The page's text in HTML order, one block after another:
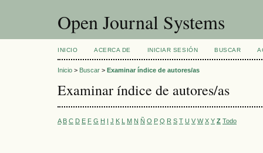
Open Journal Systems
INICIO ACERCA DE INICIAR SESIÓN BUSCAR
Inicio > Buscar > Examinar índice de autores/as
Examinar índice de autores/as
A B C D E F G H I J K L M N Ñ O P Q R S T U V W X Y Z Todo